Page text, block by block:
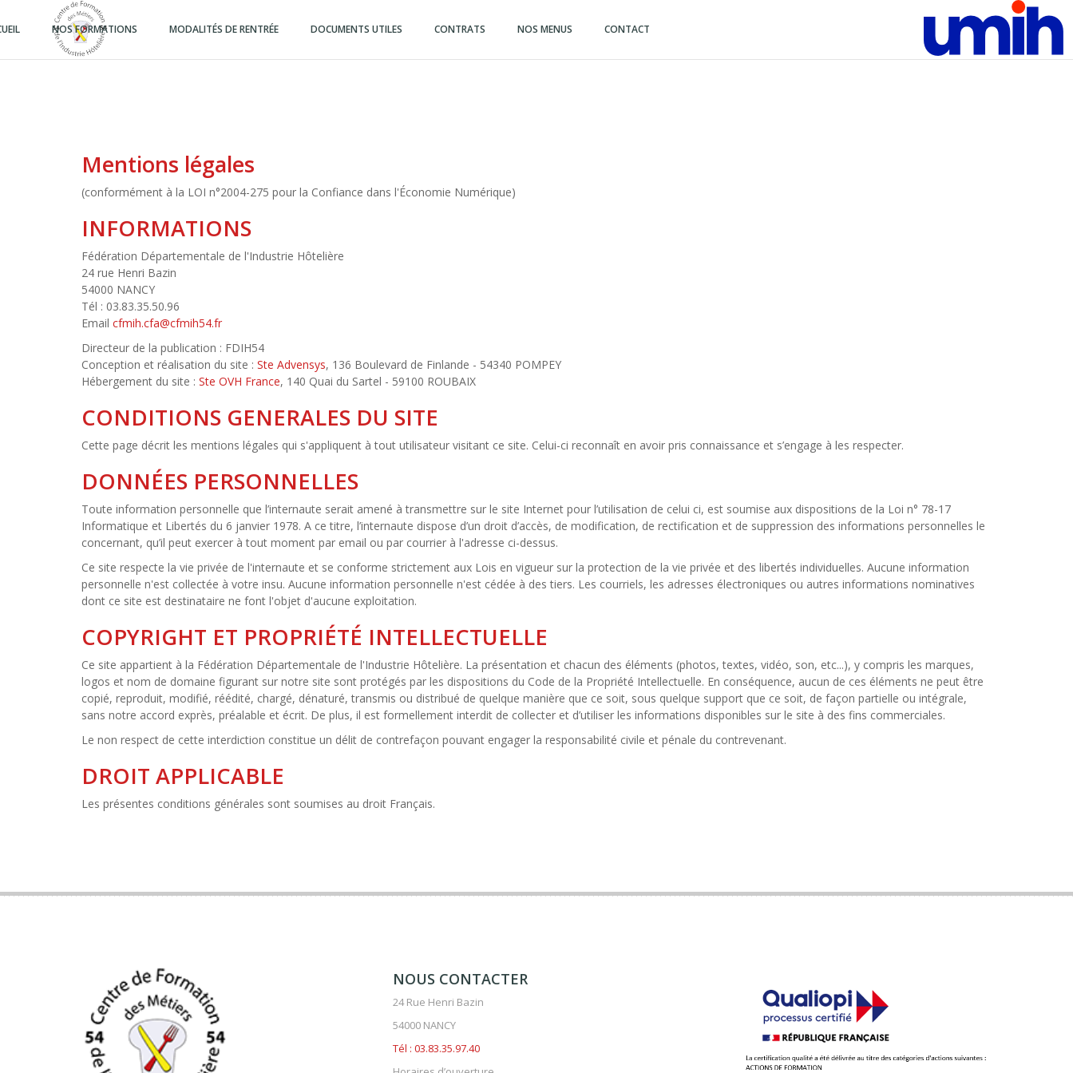
au
principal
NOS FORMATIONS MODALITÉS DE RENTRÉE DOCUMENTS UTILES CONTRATS NOS MENUS CONTACT
Mentions légales
(conformément à la LOI n°2004-275 pour la Confiance dans l'Économie Numérique)
INFORMATIONS
Fédération Départementale de l'Industrie Hôtelière
24 rue Henri Bazin
54000 NANCY
Tél : 03.83.35.50.96
Email cfmih.cfa@cfmih54.fr
Directeur de la publication : FDIH54
Conception et réalisation du site : Ste Advensys, 136 Boulevard de Finlande - 54340 POMPEY
Hébergement du site : Ste OVH France, 140 Quai du Sartel - 59100 ROUBAIX
CONDITIONS GENERALES DU SITE
Cette page décrit les mentions légales qui s'appliquent à tout utilisateur visitant ce site. Celui-ci reconnaît en avoir pris connaissance et s’engage à les respecter.
DONNÉES PERSONNELLES
Toute information personnelle que l’internaute serait amené à transmettre sur le site Internet pour l’utilisation de celui ci, est soumise aux dispositions de la Loi n° 78-17
Informatique et Libertés du 6 janvier 1978. A ce titre, l’internaute dispose d’un droit d’accès, de modification, de rectification et de suppression des informations personnelles le
concernant, qu’il peut exercer à tout moment par email ou par courrier à l'adresse ci-dessus.
Ce site respecte la vie privée de l'internaute et se conforme strictement aux Lois en vigueur sur la protection de la vie privée et des libertés individuelles. Aucune information
personnelle n'est collectée à votre insu. Aucune information personnelle n'est cédée à des tiers. Les courriels, les adresses électroniques ou autres informations nominatives
dont ce site est destinataire ne font l'objet d'aucune exploitation.
COPYRIGHT ET PROPRIÉTÉ INTELLECTUELLE
Ce site appartient à la Fédération Départementale de l'Industrie Hôtelière. La présentation et chacun des éléments (photos, textes, vidéo, son, etc...), y compris les marques,
logos et nom de domaine figurant sur notre site sont protégés par les dispositions du Code de la Propriété Intellectuelle. En conséquence, aucun de ces éléments ne peut être
copié, reproduit, modifié, réédité, chargé, dénaturé, transmis ou distribué de quelque manière que ce soit, sous quelque support que ce soit, de façon partielle ou intégrale,
sans notre accord exprès, préalable et écrit. De plus, il est formellement interdit de collecter et d’utiliser les informations disponibles sur le site à des fins commerciales.
Le non respect de cette interdiction constitue un délit de contrefaçon pouvant engager la responsabilité civile et pénale du contrevenant.
DROIT APPLICABLE
Les présentes conditions générales sont soumises au droit Français.
NOUS CONTACTER
24 Rue Henri Bazin
54000 NANCY
Tél : 03.83.35.97.40